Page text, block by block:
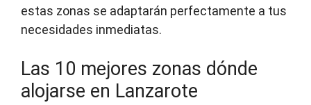
estas zonas se adaptarán perfectamente a tus
necesidades inmediatas.
Las 10 mejores zonas dónde
alojarse en Lanzarote